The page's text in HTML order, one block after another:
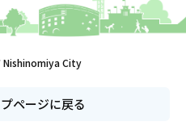
City
ページに戻る